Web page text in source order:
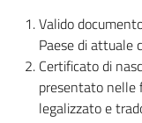
Valido
Paese di attuale
Certificato di
presentato nelle
legalizzato e